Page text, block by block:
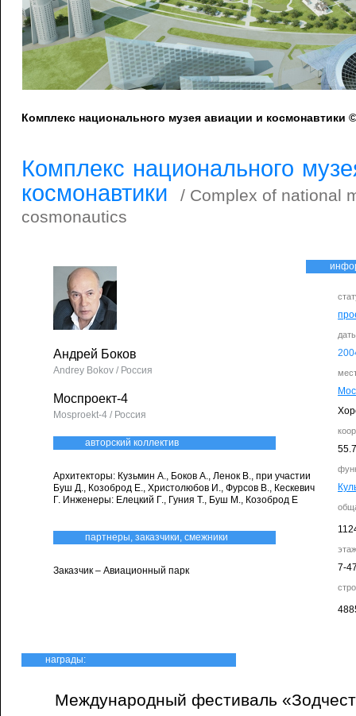
Комплекс национального музея авиации и
Комплекс национального
космонавтики
/ Complex of national
cosmonautics
7-
Андрей Боков
Andrey Bokov / Россия
Моспроект-4
Mosproekt-4 / Россия
авторский коллектив
Архитекторы: Кузьмин А., Боков А., Ленок В., при участии
Буш Д., Козоброд Е., Христолюбов И., Фурсов В., Кескевич
Г. Инженеры: Елецкий Г., Гуния Т., Буш М., Козоброд Е
партнеры, заказчики, смежники
Заказчик – Авиационный парк
награды:
Международный фестиваль